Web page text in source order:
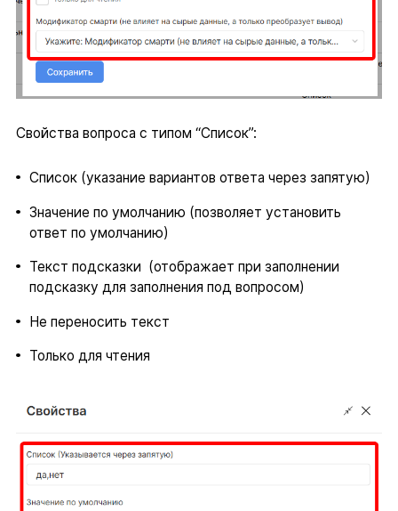
Свойства вопроса с типом “Список”:
Список (указание вариантов ответа через запятую)
Значение по умолчанию (позволяет установить
ответ по умолчанию)
Текст подсказки (отображает при заполнении
подсказку для заполнения под вопросом)
Не переносить текст
Только для чтения